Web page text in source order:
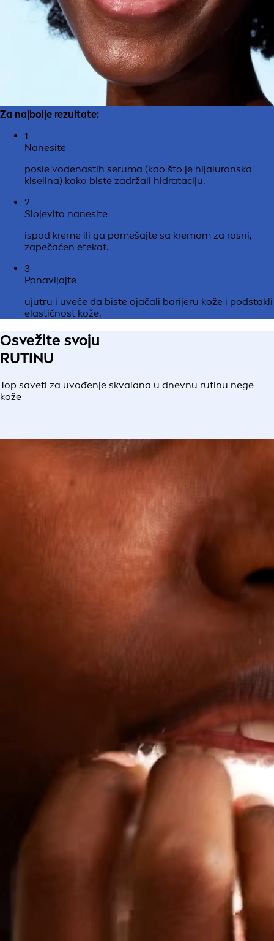
Za najbolje rezultate:
1
Nanesite
posle vodenastih seruma (kao što je hijaluronska
kiselina) kako biste zadržali hidrataciju.
2
Slojevito nanesite
ispod kreme ili ga pomešajte sa kremom za rosni,
zapečaćen efekat.
3
Ponavljajte
ujutru i uveče da biste ojačali barijeru kože i podstakli
elastičnost kože.
Osvežite svoju
RUTINU
Top saveti za uvođenje skvalana u dnevnu rutinu nege
kože